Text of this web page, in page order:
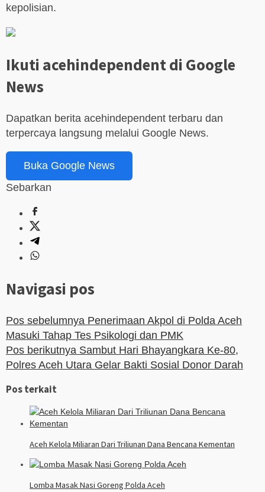
kepolisian.
Ikuti acehindependent di Google
News
Dapatkan berita acehindependent terbaru dan
terpercaya langsung melalui Google News.
Buka Google News
Sebarkan
Navigasi pos
Pos sebelumnya Penerimaan Akpol di Polda Aceh
Masuki Tahap Tes Psikologi dan PMK
Pos berikutnya Sambut Hari Bhayangkara Ke-80,
Polres Aceh Utara Gelar Bakti Sosial Donor Darah
Pos terkait
Aceh Kelola Miliaran Dari Triliunan Dana Bencana Kementan
Lomba Masak Nasi Goreng Polda Aceh